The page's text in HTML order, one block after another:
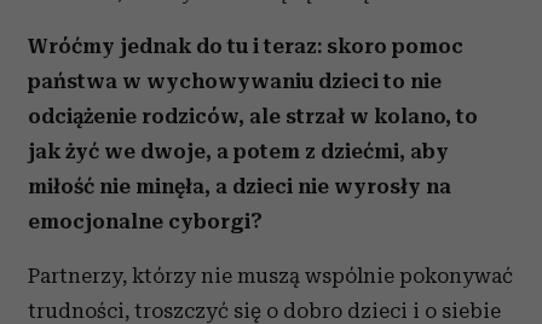
Wróćmy jednak do tu i teraz: skoro pomoc
państwa w wychowywaniu dzieci to nie
odciążenie rodziców, ale strzał w kolano, to
jak żyć we dwoje, a potem z dziećmi, aby
miłość nie minęła, a dzieci nie wyrosły na
emocjonalne cyborgi?
Partnerzy, którzy nie muszą wspólnie pokonywać
trudności, troszczyć się o dobro dzieci i o siebie